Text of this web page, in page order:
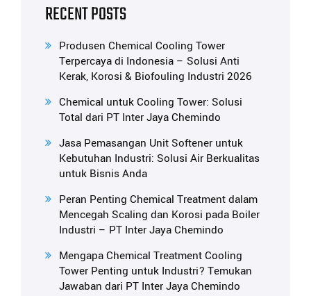
RECENT POSTS
Produsen Chemical Cooling Tower
Terpercaya di Indonesia – Solusi Anti
Kerak, Korosi & Biofouling Industri 2026
Chemical untuk Cooling Tower: Solusi
Total dari PT Inter Jaya Chemindo
Jasa Pemasangan Unit Softener untuk
Kebutuhan Industri: Solusi Air Berkualitas
untuk Bisnis Anda
Peran Penting Chemical Treatment dalam
Mencegah Scaling dan Korosi pada Boiler
Industri – PT Inter Jaya Chemindo
Mengapa Chemical Treatment Cooling
Tower Penting untuk Industri? Temukan
Jawaban dari PT Inter Jaya Chemindo